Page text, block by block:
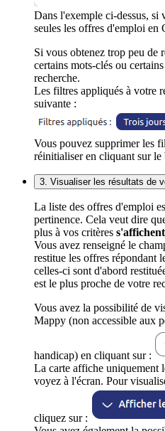
Dans l'exemple ci-dessus,
seules les offres d'emploi en
Si vous obtenez trop peu de
certains mots-clés ou
recherche.
Les filtres appliqués à votre
suivante :
Vous pouvez supprimer les
réinitialiser en cliquant sur
3. Visualiser les résultats de
La liste des offres d'emploi
pertinence. Cela veut dire
plus à vos critères
Vous avez renseigné le
restitue les offres répondant
celles-ci sont d'abord
est le plus proche de votre
Vous avez la possibilité de
Mappy (non accessible aux
handicap) en cliquant sur :
La carte affiche uniquement
voyez à l'écran. Pour
cliquez sur :